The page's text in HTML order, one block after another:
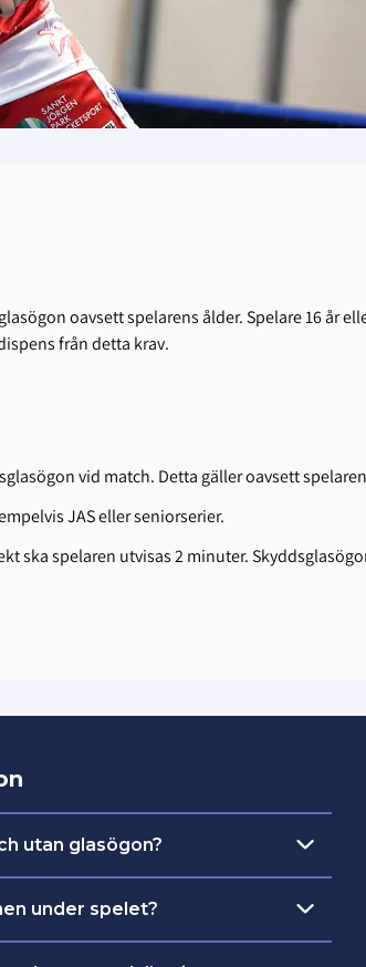
oavsett spelarens ålder. Spelare 16 år
från detta krav.
vid match. Detta gäller oavsett
JAS eller seniorserier.
ska spelaren utvisas 2 minuter.
utan glasögon?
skyddsglasögon om någon
under spelet?